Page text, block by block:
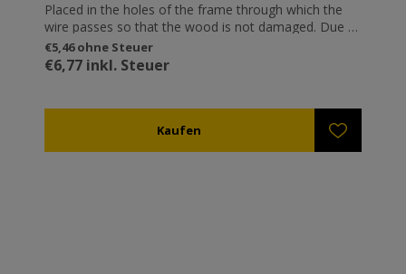
Placed in the holes of the frame through which the
wire passes so that the wood is not damaged. Due to
stretching and the weight of the honeycomb the wire
tends to penetrate into the wood; thus, the wire
loosens and the honeycomb is destroyed.
€5,46 ohne Steuer
€6,77 inkl. Steuer